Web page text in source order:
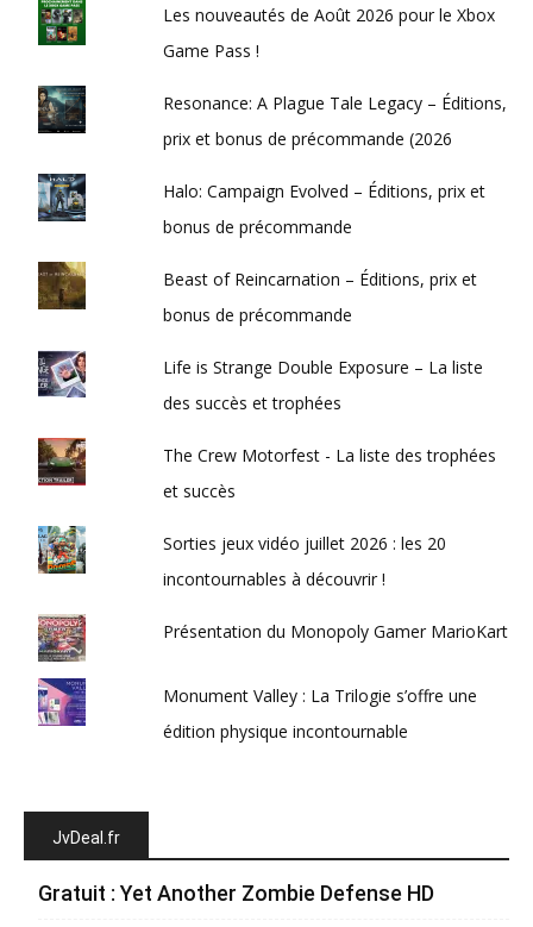
Les nouveautés de Août 2026 pour le Xbox
Game Pass !
Resonance: A Plague Tale Legacy – Éditions,
prix et bonus de précommande (2026
Halo: Campaign Evolved – Éditions, prix et
bonus de précommande
Beast of Reincarnation – Éditions, prix et
bonus de précommande
Life is Strange Double Exposure – La liste
des succès et trophées
The Crew Motorfest - La liste des trophées
et succès
Sorties jeux vidéo juillet 2026 : les 20
incontournables à découvrir !
Présentation du Monopoly Gamer MarioKart
Monument Valley : La Trilogie s’offre une
édition physique incontournable
JvDeal.fr
Gratuit : Yet Another Zombie Defense HD